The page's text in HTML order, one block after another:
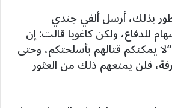
بذلك، أرسل ألفي جندي
للدفاع، ولكن كاغويا قالت: إن
يمكنكم قتالهم بأسلحتكم، وحتى
فلن يمنعهم ذلك من العثور